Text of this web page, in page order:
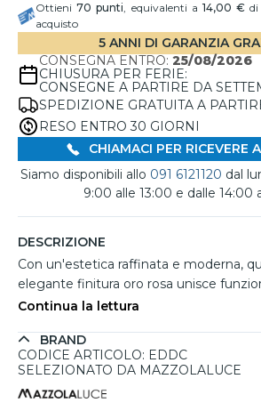
Ottieni70 punti, equivalenti a 14,00 € di
acquisto
5 ANNI DI GARANZIA
CONSEGNA ENTRO: 25/08/2026
CHIUSURA PER FERIE:
CONSEGNE A PARTIRE DA
SPEDIZIONE GRATUITA A
RESO ENTRO 30 GIORNI
CHIAMACI PER RICEVERE
Siamo disponibili allo 091 6121120 dal
9:00 alle 13:00 e dalle 14:00
DESCRIZIONE
Con un'estetica raffinata e moderna,
elegante finitura oro rosa unisce
un'unica soluzione luminosa. Realizzata
sua doppia emissione luminosa laterale,
un’illuminazione calda e avvolgente in
offrono una luce da 4200 lumen a
Continua la lettura
BRAND
CODICE ARTICOLO: EDDC
SELEZIONATO DA MAZZOLALUCE